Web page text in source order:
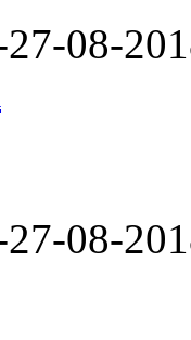
08-
08-